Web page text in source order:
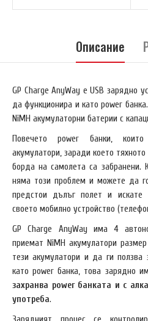
Описание
GP Charge AnyWay е USB зарядно
да функционира и като power
NiMH акумулаторни батерии с
Повечето power банки, които
акумулатори, заради което
борда на самолета са забранени.
няма този проблем и можете да
предстои дълъг полет и
своето мобилно устройство
GP Charge AnyWay има 4
приемат NiMH акумулатори
тези акумулатори и да ги ползва
като power банка, това зарядно
захранва power банката и с
употреба.